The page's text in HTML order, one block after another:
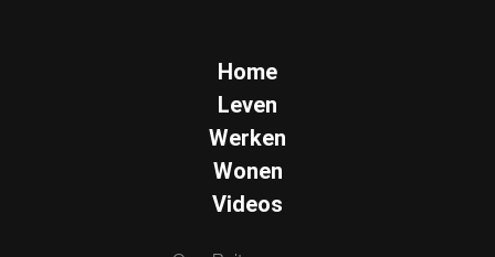
Home
Leven
Werken
Wonen
Videos